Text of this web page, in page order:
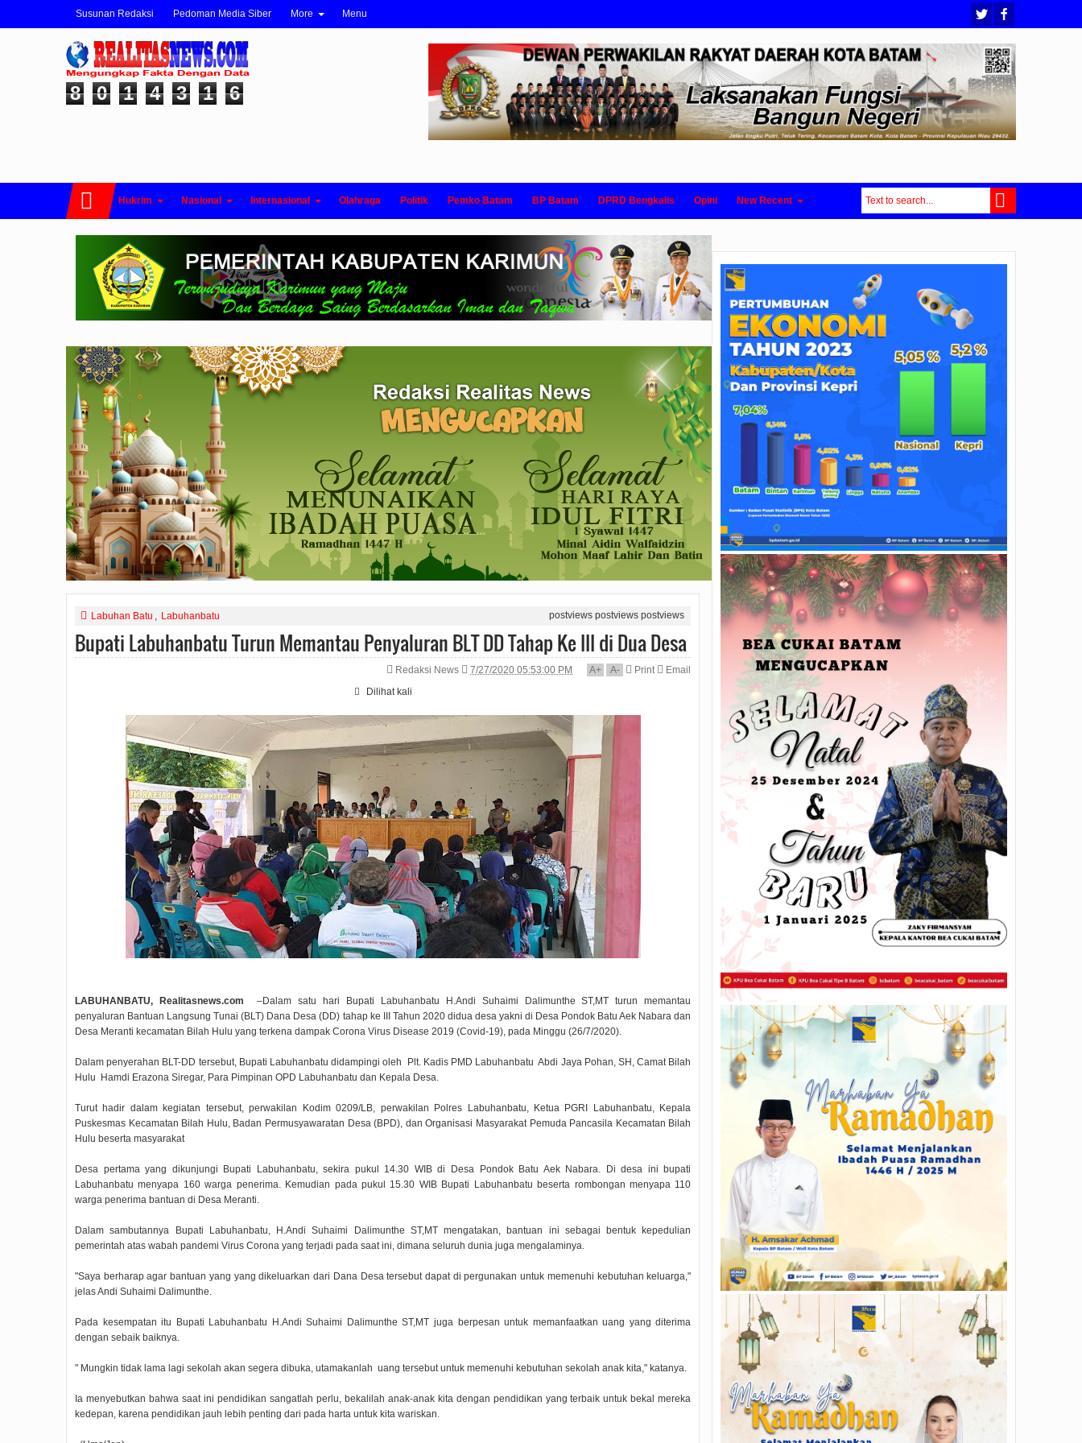
Susunan Redaksi Pedoman Media Siber More Menu
8 0 1 4 3 1 6
Hukrim Nasional Internasional Olahraga Politik Pemko Batam BP Batam DPRD Bengkalis Opini New Recent
Labuhan Batu , Labuhanbatu postviewspostviewspostviews
Bupati Labuhanbatu Turun Memantau Penyaluran BLT DD Tahap Ke III di Dua Desa
Redaksi News 7/27/2020 05:53:00 PM A+ A- Print
Email
Dilihat kali
LABUHANBATU, Realitasnews.com –Dalam satu hari Bupati Labuhanbatu H.Andi Suhaimi Dalimunthe ST,MT turun memantau
penyaluran Bantuan Langsung Tunai (BLT) Dana Desa (DD) tahap ke III Tahun 2020 didua desa yakni di Desa Pondok Batu Aek Nabara dan
Desa Meranti kecamatan Bilah Hulu yang terkena dampak Corona Virus Disease 2019 (Covid-19), pada Minggu (26/7/2020).
Dalam penyerahan BLT-DD tersebut, Bupati Labuhanbatu didampingi oleh Plt. Kadis PMD Labuhanbatu Abdi Jaya Pohan, SH, Camat Bilah
Hulu Hamdi Erazona Siregar, Para Pimpinan OPD Labuhanbatu dan Kepala Desa.
Turut hadir dalam kegiatan tersebut, perwakilan Kodim 0209/LB, perwakilan Polres Labuhanbatu, Ketua PGRI Labuhanbatu, Kepala
Puskesmas Kecamatan Bilah Hulu, Badan Permusyawaratan Desa (BPD), dan Organisasi Masyarakat Pemuda Pancasila Kecamatan Bilah
Hulu beserta masyarakat
Desa pertama yang dikunjungi Bupati Labuhanbatu, sekira pukul 14.30 WIB di Desa Pondok Batu Aek Nabara. Di desa ini bupati
Labuhanbatu menyapa 160 warga penerima. Kemudian pada pukul 15.30 WIB Bupati Labuhanbatu beserta rombongan menyapa 110
warga penerima bantuan di Desa Meranti.
Dalam sambutannya Bupati Labuhanbatu, H.Andi Suhaimi Dalimunthe ST,MT mengatakan, bantuan ini sebagai bentuk kepedulian
pemerintah atas wabah pandemi Virus Corona yang terjadi pada saat ini, dimana seluruh dunia juga mengalaminya.
"Saya berharap agar bantuan yang yang dikeluarkan dari Dana Desa tersebut dapat di pergunakan untuk memenuhi kebutuhan keluarga,"
jelas Andi Suhaimi Dalimunthe.
Pada kesempatan itu Bupati Labuhanbatu H.Andi Suhaimi Dalimunthe ST,MT juga berpesan untuk memanfaatkan uang yang diterima
dengan sebaik baiknya.
" Mungkin tidak lama lagi sekolah akan segera dibuka, utamakanlah uang tersebut untuk memenuhi kebutuhan sekolah anak kita," katanya.
Ia menyebutkan bahwa saat ini pendidikan sangatlah perlu, bekalilah anak-anak kita dengan pendidikan yang terbaik untuk bekal mereka
kedepan, karena pendidikan jauh lebih penting dari pada harta untuk kita wariskan.